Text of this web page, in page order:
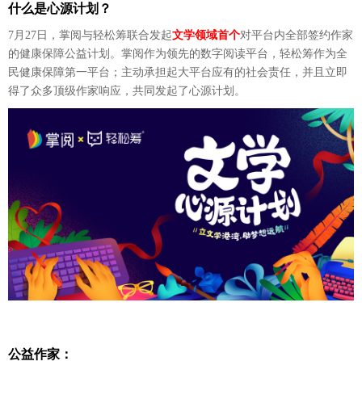
什么是心源计划？
7月27日，掌阅与轻松筹联合发起文学领域首个对平台内全部签约作家
的健康保障公益计划。掌阅作为领先的数字阅读平台，轻松筹作为全
民健康保障第一平台；主动承担起大平台应有的社会责任，并且立即
得了众多顶级作家响应，共同发起了心源计划。
公益作家：